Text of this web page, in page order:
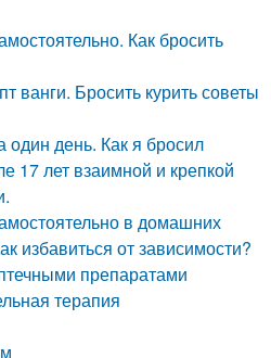
Как бросить
ванги. Бросить курить советы
один день. Как я бросил
17 лет взаимной и крепкой
в домашних
избавиться от зависимости?
препаратами
терапия